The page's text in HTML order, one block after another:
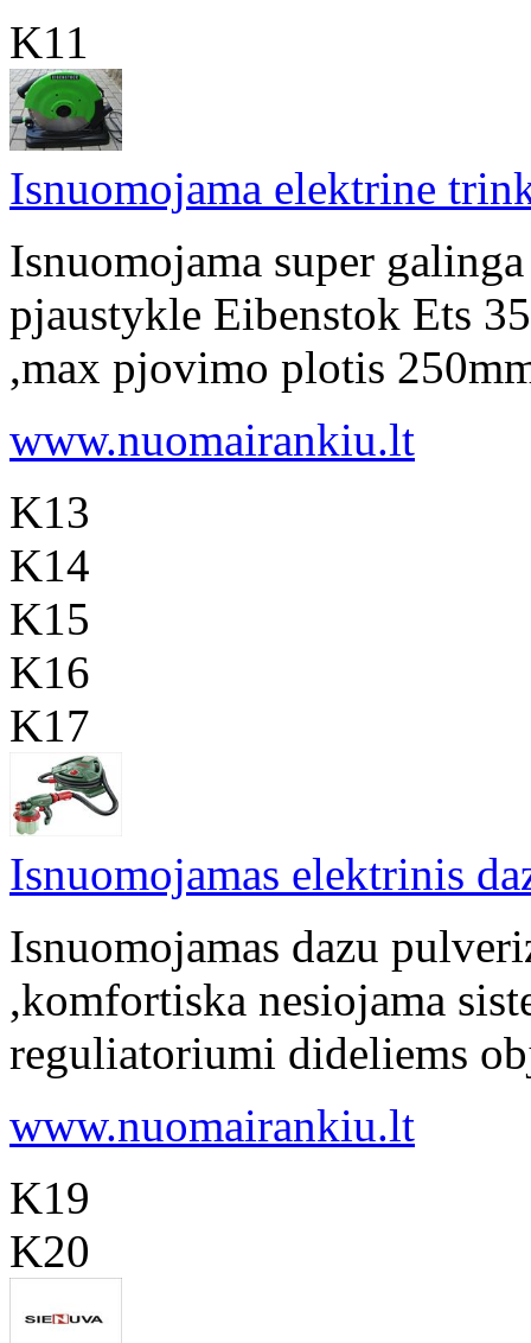
K11
Isnuomojama elektrine
Isnuomojama super
pjaustykle Eibenstok Ets
,max pjovimo plotis
www.nuomairankiu.lt
K13
K14
K15
K16
K17
Isnuomojamas elektrinis
Isnuomojamas dazu
,komfortiska nesiojama
reguliatoriumi dideliems
www.nuomairankiu.lt
K19
K20